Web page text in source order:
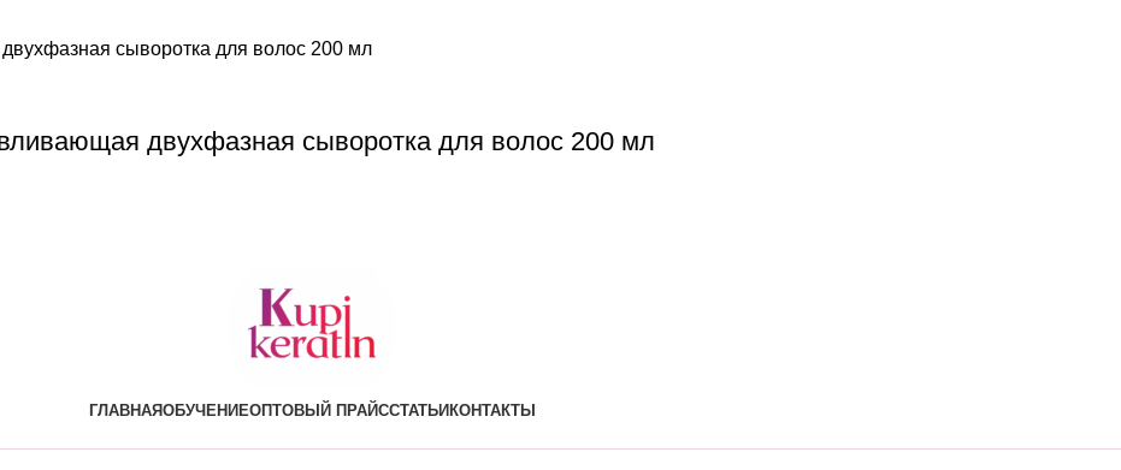
двухфазная сыворотка для волос 200 мл
ГЛАВНАЯОБУЧЕНИЕОПТОВЫЙ ПРАЙССТАТЬИ КОНТАКТЫ